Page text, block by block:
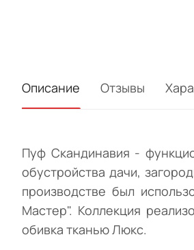
Описание Отзывы
Пуф Скандинавия -
обустройства дачи,
производстве был
Мастер". Коллекция
обивка тканью Люкс.